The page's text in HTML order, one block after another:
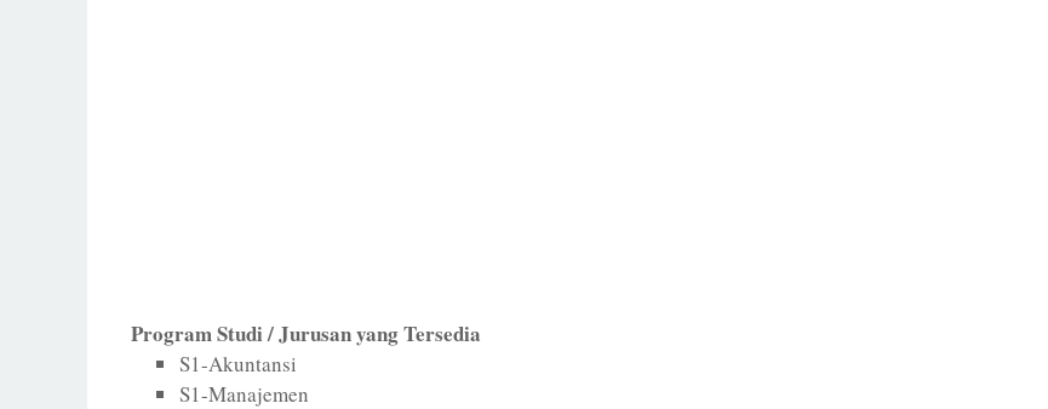
Program Studi / Jurusan yang Tersedia
S1-Akuntansi
S1-Manajemen